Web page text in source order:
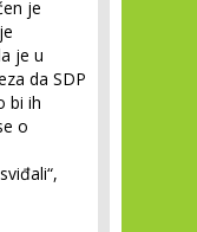
je
je u
da SDP
bi ih
o